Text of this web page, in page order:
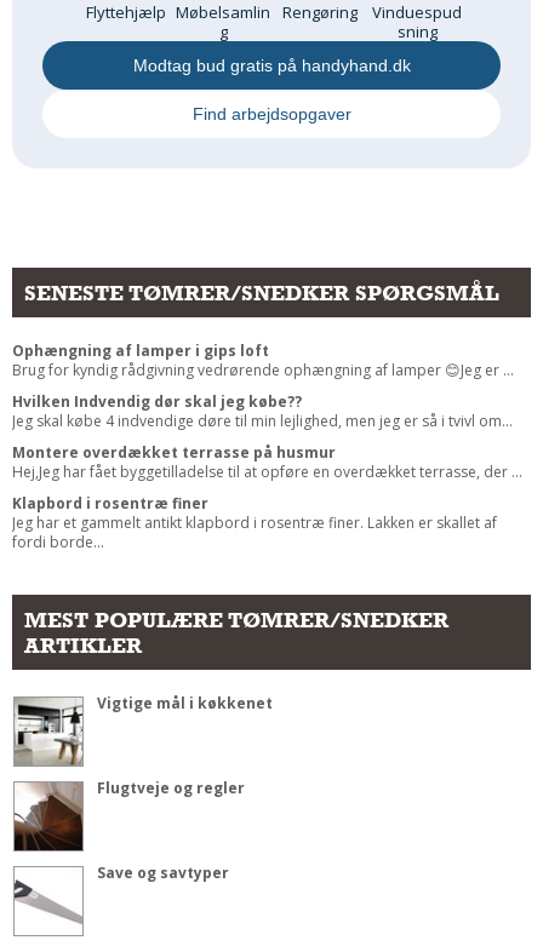
Flyttehjælp Møbelsamlin
g
Rengøring
Vinduespud
sning
Modtag bud gratis på handyhand.dk
Find arbejdsopgaver
SENESTE TØMRER/SNEDKER SPØRGSMÅL
Ophængning af lamper i gips loft
Brug for kyndig rådgivning vedrørende ophængning af lamper 😊Jeg er ...
Hvilken Indvendig dør skal jeg købe??
Jeg skal købe 4 indvendige døre til min lejlighed, men jeg er så i tvivl om...
Montere overdækket terrasse på husmur
Hej,Jeg har fået byggetilladelse til at opføre en overdækket terrasse, der ...
Klapbord i rosentræ finer
Jeg har et gammelt antikt klapbord i rosentræ finer. Lakken er skallet af
fordi borde...
MEST POPULÆRE TØMRER/SNEDKER
ARTIKLER
Vigtige mål i køkkenet
Flugtveje og regler
Save og savtyper